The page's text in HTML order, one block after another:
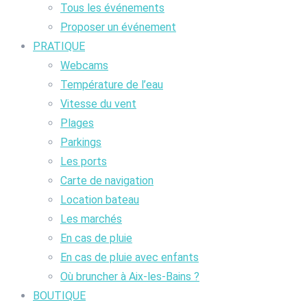
Tous les événements
Proposer un événement
PRATIQUE
Webcams
Température de l’eau
Vitesse du vent
Plages
Parkings
Les ports
Carte de navigation
Location bateau
Les marchés
En cas de pluie
En cas de pluie avec enfants
Où bruncher à Aix-les-Bains ?
BOUTIQUE